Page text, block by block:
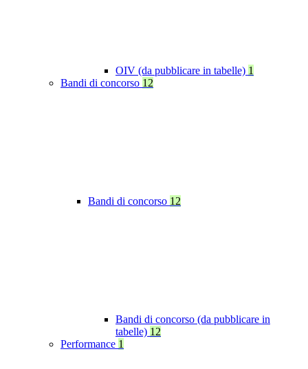
OIV (da pubblicare in tabelle) 1
Bandi di concorso 12
Bandi di concorso 12
Bandi di concorso (da pubblicare in
tabelle) 12
Performance 1